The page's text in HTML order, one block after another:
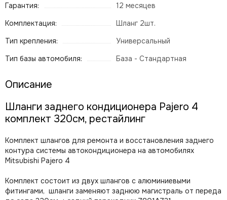
Гарантия:
12 месяцев
Комплектация:
Шланг 2шт.
Тип крепления:
Универсальный
Тип базы автомобиля:
База - Стандартная
Описание
Шланги заднего кондиционера Pajero 4
комплект 320см, рестайлинг
Комплект шлангов для ремонта и восстановления заднего
контура системы автокондиционера на автомобилях
Mitsubishi Pajero 4
Комплект состоит из двух шлангов с алюминиевыми
фитингами, шланги заменяют заднюю магистраль от переда